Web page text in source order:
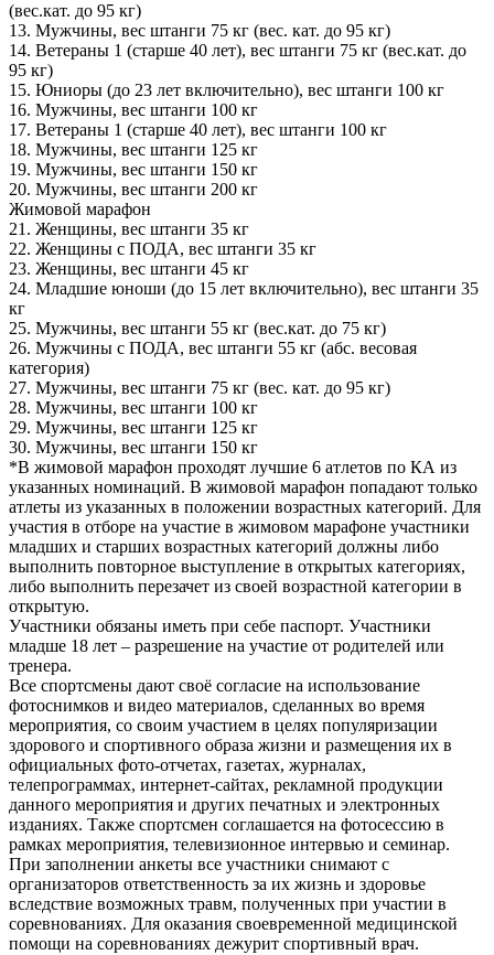
(вес.кат. до 95 кг)
13. Мужчины, вес штанги 75 кг (вес. кат. до 95 кг)
14. Ветераны 1 (старше 40 лет), вес штанги 75 кг (вес.кат. до
95 кг)
15. Юниоры (до 23 лет включительно), вес штанги 100 кг
16. Мужчины, вес штанги 100 кг
17. Ветераны 1 (старше 40 лет), вес штанги 100 кг
18. Мужчины, вес штанги 125 кг
19. Мужчины, вес штанги 150 кг
20. Мужчины, вес штанги 200 кг
Жимовой марафон
21. Женщины, вес штанги 35 кг
22. Женщины с ПОДА, вес штанги 35 кг
23. Женщины, вес штанги 45 кг
24. Младшие юноши (до 15 лет включительно), вес штанги 35
кг
25. Мужчины, вес штанги 55 кг (вес.кат. до 75 кг)
26. Мужчины с ПОДА, вес штанги 55 кг (абс. весовая
категория)
27. Мужчины, вес штанги 75 кг (вес. кат. до 95 кг)
28. Мужчины, вес штанги 100 кг
29. Мужчины, вес штанги 125 кг
30. Мужчины, вес штанги 150 кг
*В жимовой марафон проходят лучшие 6 атлетов по КА из
указанных номинаций. В жимовой марафон попадают только
атлеты из указанных в положении возрастных категорий. Для
участия в отборе на участие в жимовом марафоне участники
младших и старших возрастных категорий должны либо
выполнить повторное выступление в открытых категориях,
либо выполнить перезачет из своей возрастной категории в
открытую.
Участники обязаны иметь при себе паспорт. Участники
младше 18 лет – разрешение на участие от родителей или
тренера.
Все спортсмены дают своё согласие на использование
фотоснимков и видео материалов, сделанных во время
мероприятия, со своим участием в целях популяризации
здорового и спортивного образа жизни и размещения их в
официальных фото-отчетах, газетах, журналах,
телепрограммах, интернет-сайтах, рекламной продукции
данного мероприятия и других печатных и электронных
изданиях. Также спортсмен соглашается на фотосессию в
рамках мероприятия, телевизионное интервью и семинар.
При заполнении анкеты все участники снимают с
организаторов ответственность за их жизнь и здоровье
вследствие возможных травм, полученных при участии в
соревнованиях. Для оказания своевременной медицинской
помощи на соревнованиях дежурит спортивный врач.